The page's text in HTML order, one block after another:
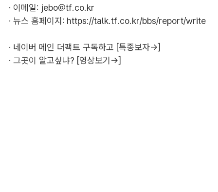
· 이메일: jebo@tf.co.kr
· 뉴스 홈페이지: https://talk.tf.co.kr/bbs/report/write
· 네이버 메인 더팩트 구독하고 [특종보자→]
· 그곳이 알고싶냐? [영상보기→]